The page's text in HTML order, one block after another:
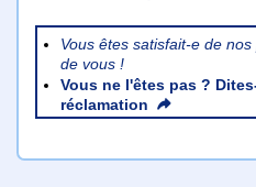
Vous êtes satisfait-e de
de vous !
Vous ne l'êtes pas ?
réclamation